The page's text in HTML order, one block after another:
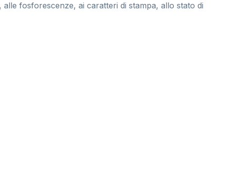
fosforescenze, ai caratteri di stampa, allo stato di